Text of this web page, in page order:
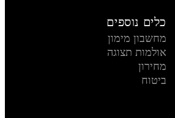
כלים נוספים
מחשבון מימון
אולמות תצוגה
מחירון
ביטוח